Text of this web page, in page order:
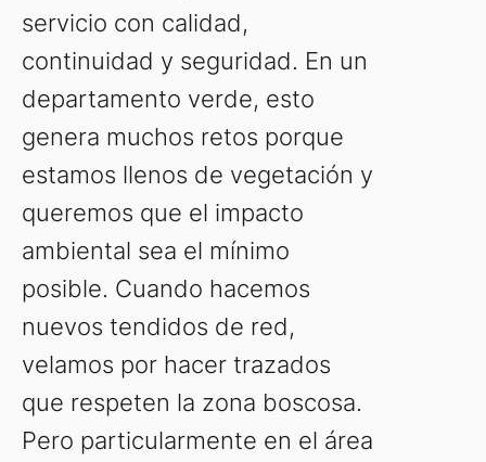
servicio con calidad,
continuidad y seguridad. En un
departamento verde, esto
genera muchos retos porque
estamos llenos de vegetación y
queremos que el impacto
ambiental sea el mínimo
posible. Cuando hacemos
nuevos tendidos de red,
velamos por hacer trazados
que respeten la zona boscosa.
Pero particularmente en el área